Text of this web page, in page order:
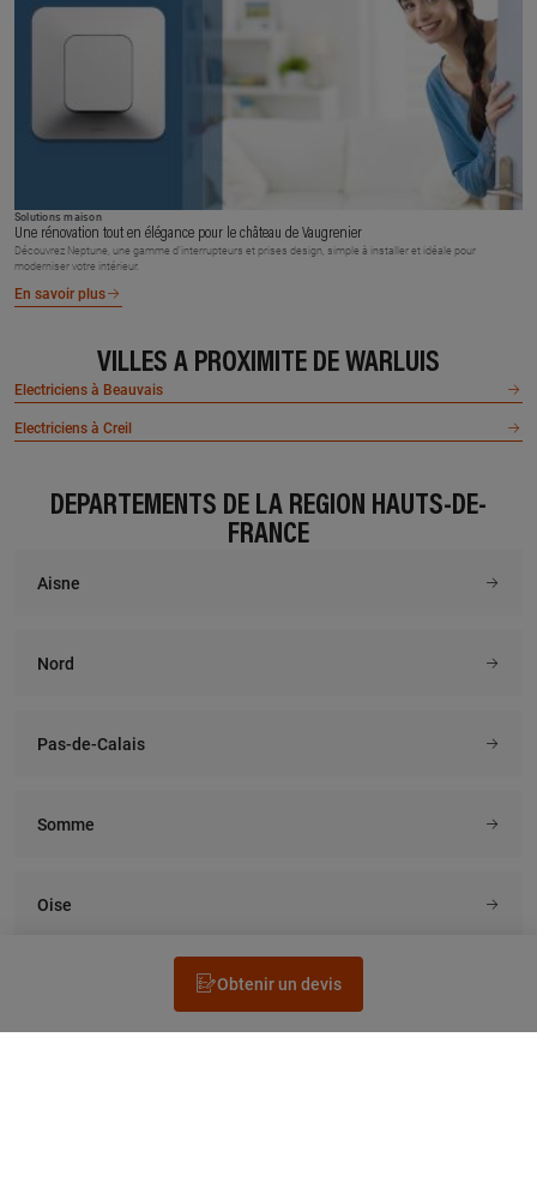
Obtenir un devis
Solutions maison
Une rénovation tout en élégance pour le château de Vaugrenier
Découvrez Neptune, une gamme d’interrupteurs et prises design, simple à installer et idéale pour
moderniser votre intérieur.
En savoir plus
VILLES À PROXIMITÉ DE WARLUIS
Electriciens à Beauvais
Electriciens à Creil
DÉPARTEMENTS DE LA RÉGION HAUTS-DE-
FRANCE
Aisne
Nord
Pas-de-Calais
Somme
Oise